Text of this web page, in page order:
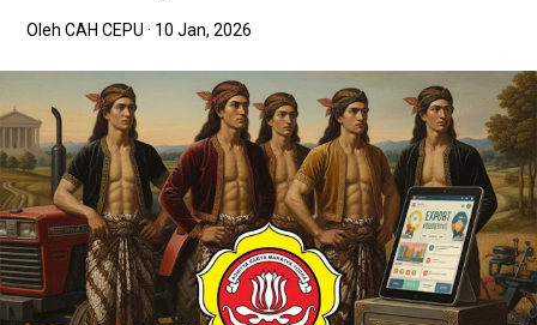
Oleh CAH CEPU 10 Jan, 2026